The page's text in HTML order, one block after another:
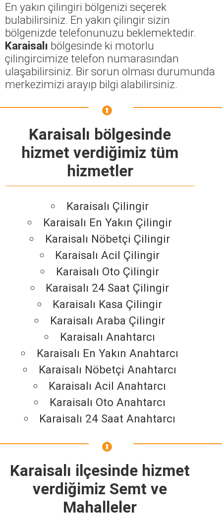
En yakın çilingiri bölgenizi seçerek
bulabilirsiniz. En yakın çilingir sizin
bölgenizde telefonunuzu beklemektedir.
Karaisalı bölgesinde ki motorlu
çilingircimize telefon numarasından
ulaşabilirsiniz. Bir sorun olması durumunda
merkezimizi arayıp bilgi alabilirsiniz.
Karaisalı bölgesinde
hizmet verdiğimiz tüm
hizmetler
Karaisalı Çilingir
Karaisalı En Yakın Çilingir
Karaisalı Nöbetçi Çilingir
Karaisalı Acil Çilingir
Karaisalı Oto Çilingir
Karaisalı 24 Saat Çilingir
Karaisalı Kasa Çilingir
Karaisalı Araba Çilingir
Karaisalı Anahtarcı
Karaisalı En Yakın Anahtarcı
Karaisalı Nöbetçi Anahtarcı
Karaisalı Acil Anahtarcı
Karaisalı Oto Anahtarcı
Karaisalı 24 Saat Anahtarcı
Karaisalı ilçesinde hizmet
verdiğimiz Semt ve
Mahalleler